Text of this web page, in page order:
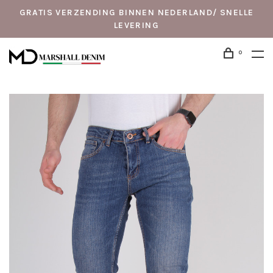
GRATIS VERZENDING BINNEN NEDERLAND/ SNELLE
LEVERING
0